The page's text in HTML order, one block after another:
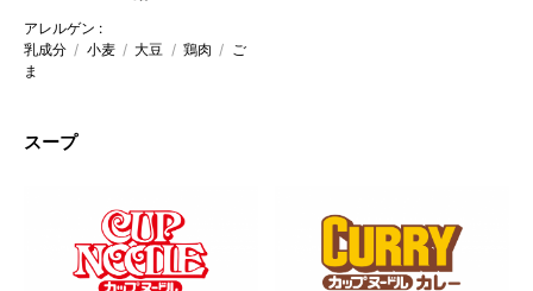
アレルゲン :
乳成分
小麦 大豆 鶏肉
ご
ま
スープ